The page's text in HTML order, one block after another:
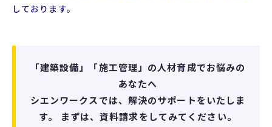
しております。
「建築設備」「施工管理」の人材育成でお悩みの
あなたへ
シエンワークスでは、解決のサポートをいたしま
す。
まずは、資料請求をしてみてください。